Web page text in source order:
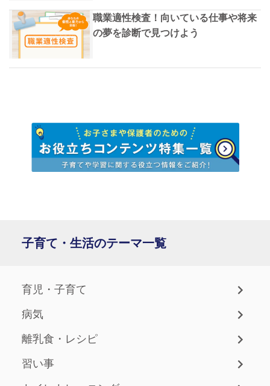
職業適性検査！向いている仕事や将来
の夢を診断で見つけよう
子育て・生活のテーマ一覧
育児・子育て
病気
離乳食・レシピ
習い事